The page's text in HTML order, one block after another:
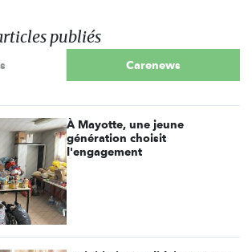
publiés
Carenews
À Mayotte, une jeune
génération choisit
l'engagement